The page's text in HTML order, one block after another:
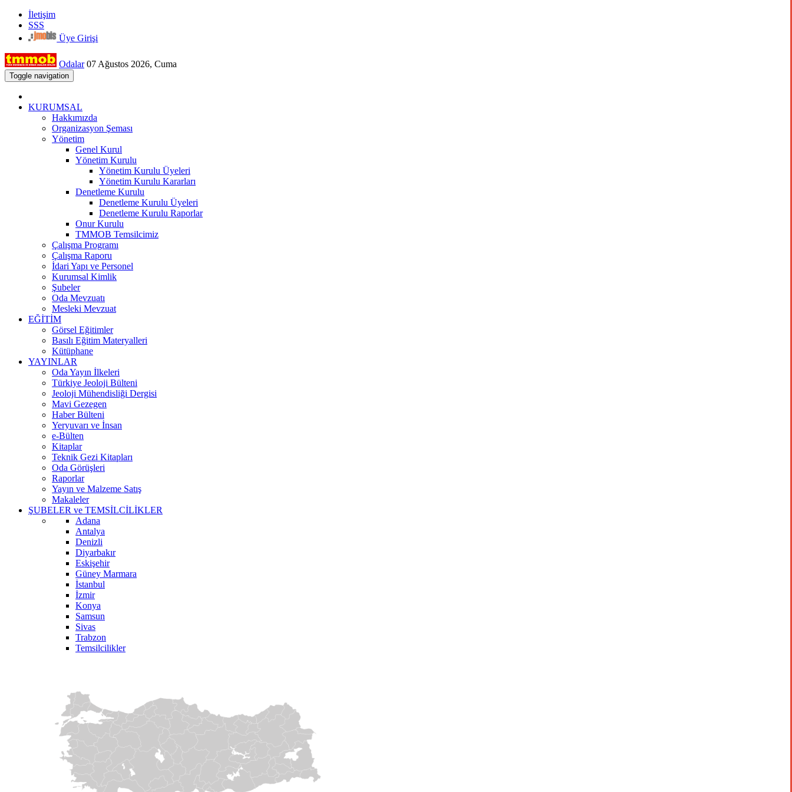
İletişim
SSS
Üye Girişi
Odalar 07 Ağustos 2026, Cuma
Toggle navigation
KURUMSAL
Hakkımızda
Organizasyon Şeması
Yönetim
Genel Kurul
Yönetim Kurulu
Yönetim Kurulu Üyeleri
Yönetim Kurulu Kararları
Denetleme Kurulu
Denetleme Kurulu Üyeleri
Denetleme Kurulu Raporlar
Onur Kurulu
TMMOB Temsilcimiz
Çalışma Programı
Çalışma Raporu
İdari Yapı ve Personel
Kurumsal Kimlik
Şubeler
Oda Mevzuatı
Mesleki Mevzuat
EĞİTİM
Görsel Eğitimler
Basılı Eğitim Materyalleri
Kütüphane
YAYINLAR
Oda Yayın İlkeleri
Türkiye Jeoloji Bülteni
Jeoloji Mühendisliği Dergisi
Mavi Gezegen
Haber Bülteni
Yeryuvarı ve İnsan
e-Bülten
Kitaplar
Teknik Gezi Kitapları
Oda Görüşleri
Raporlar
Yayın ve Malzeme Satış
Makaleler
ŞUBELER ve TEMSİLCİLİKLER
Adana
Antalya
Denizli
Diyarbakır
Eskişehir
Güney Marmara
İstanbul
İzmir
Konya
Samsun
Sivas
Trabzon
Temsilcilikler